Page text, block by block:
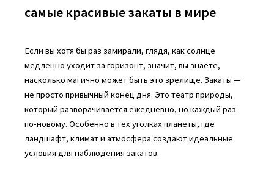
самые красивые закаты в мире
Если вы хотя бы раз замирали, глядя, как солнце
медленно уходит за горизонт, значит, вы знаете,
насколько магично может быть это зрелище. Закаты —
не просто привычный конец дня. Это театр природы,
который разворачивается ежедневно, но каждый раз
по-новому. Особенно в тех уголках планеты, где
ландшафт, климат и атмосфера создают идеальные
условия для наблюдения закатов.